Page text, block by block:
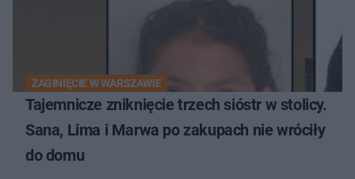
ZAGINIĘCIE W WARSZAWIE
Tajemnicze zniknięcie trzech sióstr w stolicy.
Sana, Lima i Marwa po zakupach nie wróciły
do domu